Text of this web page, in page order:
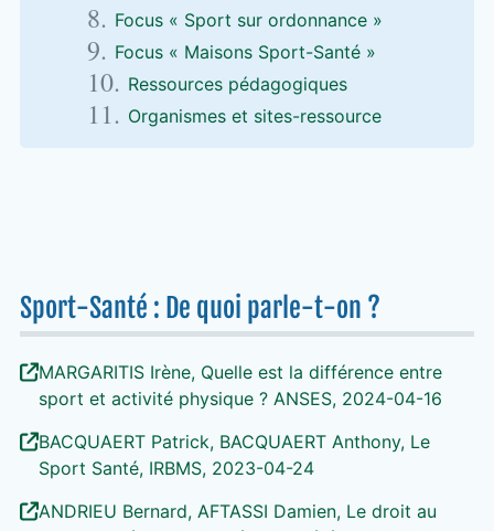
Focus « Sport sur ordonnance »
Focus « Maisons Sport-Santé »
Ressources pédagogiques
Organismes et sites-ressource
Sport-Santé : De quoi parle-t-on ?
MARGARITIS Irène, Quelle est la différence entre
sport et activité physique ? ANSES, 2024-04-16
BACQUAERT Patrick, BACQUAERT Anthony, Le
Sport Santé, IRBMS, 2023-04-24
ANDRIEU Bernard, AFTASSI Damien, Le droit au